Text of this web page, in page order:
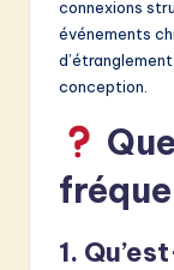
connexions
événements
conception.
1.